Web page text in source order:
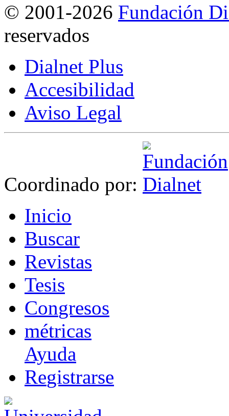
© 2001-2026 Fundación
reservados
Dialnet Plus
Accesibilidad
Aviso Legal
Coordinado por:
Inicio
Buscar
Revistas
Tesis
Congresos
métricas
Ayuda
Registrarse